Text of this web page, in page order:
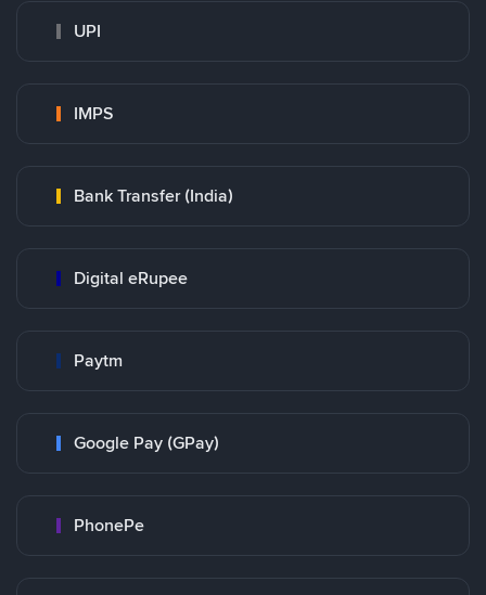
UPI
IMPS
Bank Transfer (India)
Digital eRupee
Paytm
Google Pay (GPay)
PhonePe